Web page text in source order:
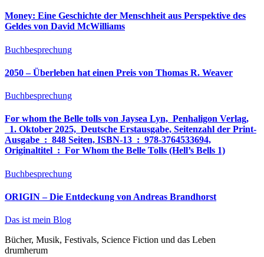
Money: Eine Geschichte der Menschheit aus Perspektive des
Geldes von David McWilliams
Buchbesprechung
2050 – Überleben hat einen Preis von Thomas R. Weaver
Buchbesprechung
For whom the Belle tolls von Jaysea Lyn, ‎ Penhaligon Verlag,
‎ 1. Oktober 2025, ‎ Deutsche Erstausgabe, Seitenzahl der Print-
Ausgabe ‏ : ‎ 848 Seiten, ISBN-13 ‏ : ‎ 978-3764533694,
Originaltitel ‏ : ‎ For Whom the Belle Tolls (Hell’s Bells 1)
Buchbesprechung
ORIGIN – Die Entdeckung von Andreas Brandhorst
Das ist mein Blog
Bücher, Musik, Festivals, Science Fiction und das Leben
drumherum